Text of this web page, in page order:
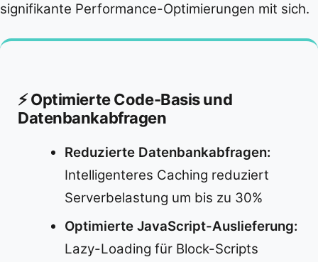
signifikante Performance-Optimierungen mit sich.
⚡ Optimierte Code-Basis und
Datenbankabfragen
Reduzierte Datenbankabfragen:
Intelligenteres Caching reduziert
Serverbelastung um bis zu 30%
Optimierte JavaScript-Auslieferung:
Lazy-Loading für Block-Scripts